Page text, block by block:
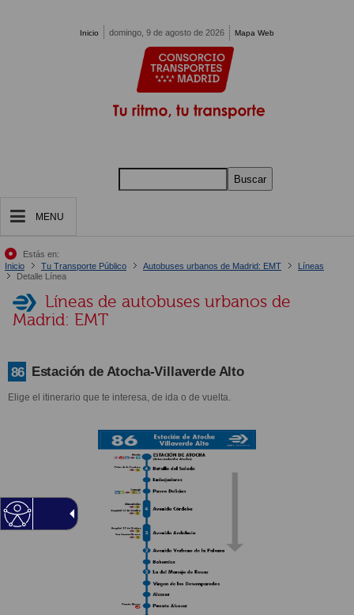
Inicio domingo, 9 de agosto de 2026 Mapa Web
Buscar
MENU
Estás en:
Inicio
Tu Transporte Público Autobuses urbanos de Madrid: EMT
Líneas
Detalle Línea
Líneas de autobuses urbanos de
Madrid: EMT
86 Estación de Atocha-Villaverde Alto
Elige el itinerario que te interesa, de ida o de vuelta.